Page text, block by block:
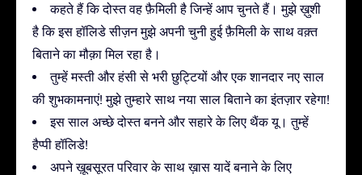
कहते हैं कि दोस्त वह फ़ैमिली है जिन्हें आप चुनते हैं। मुझे ख़ुशी
है कि इस हॉलिडे सीज़न मुझे अपनी चुनी हुई फ़ैमिली के साथ वक़्त
बिताने का मौक़ा मिल रहा है।
तुम्हें मस्ती और हंसी से भरी छुट्टियों और एक शानदार नए साल
की शुभकामनाएं! मुझे तुम्हारे साथ नया साल बिताने का इंतज़ार रहेगा!
इस साल अच्छे दोस्त बनने और सहारे के लिए थैंक यू। तुम्हें
हैप्पी हॉलिडे!
अपने ख़ूबसूरत परिवार के साथ ख़ास यादें बनाने के लिए